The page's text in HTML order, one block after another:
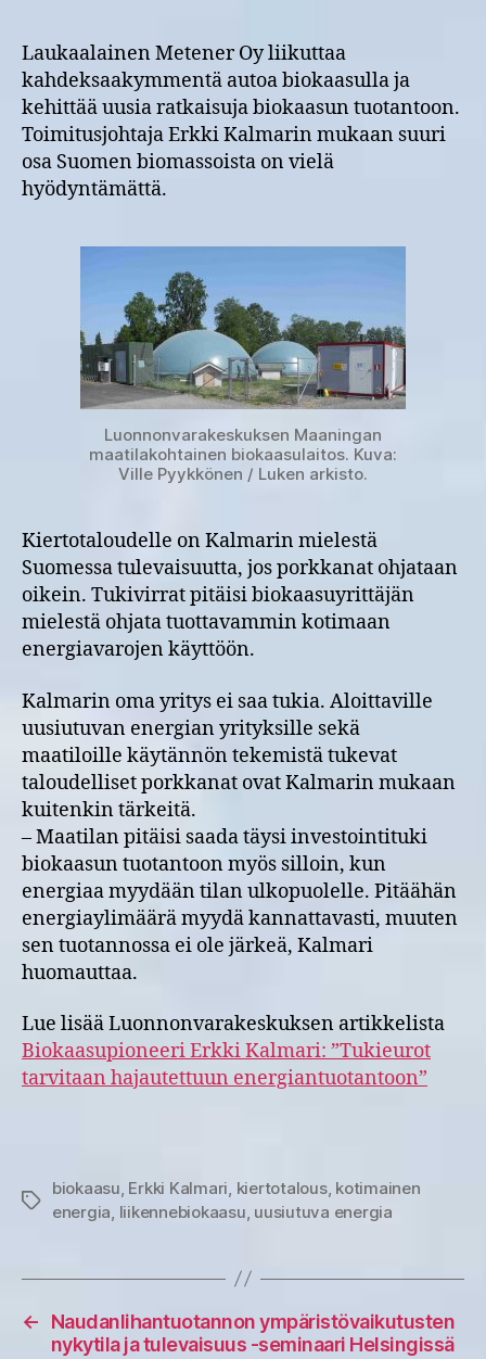
energiantuotantoon”
Laukaalainen Metener Oy liikuttaa
kahdeksaakymmentä autoa biokaasulla ja
kehittää uusia ratkaisuja biokaasun tuotantoon.
Toimitusjohtaja Erkki Kalmarin mukaan suuri
osa Suomen biomassoista on vielä
hyödyntämättä.
Luonnonvarakeskuksen Maaningan
maatilakohtainen biokaasulaitos. Kuva:
Ville Pyykkönen / Luken arkisto.
Kiertotaloudelle on Kalmarin mielestä
Suomessa tulevaisuutta, jos porkkanat ohjataan
oikein. Tukivirrat pitäisi biokaasuyrittäjän
mielestä ohjata tuottavammin kotimaan
energiavarojen käyttöön.
Kalmarin oma yritys ei saa tukia. Aloittaville
uusiutuvan energian yrityksille sekä
maatiloille käytännön tekemistä tukevat
taloudelliset porkkanat ovat Kalmarin mukaan
kuitenkin tärkeitä.
– Maatilan pitäisi saada täysi investointituki
biokaasun tuotantoon myös silloin, kun
energiaa myydään tilan ulkopuolelle. Pitäähän
energiaylimäärä myydä kannattavasti, muuten
sen tuotannossa ei ole järkeä, Kalmari
huomauttaa.
Lue lisää Luonnonvarakeskuksen artikkelista
Biokaasupioneeri Erkki Kalmari: ”Tukieurot
tarvitaan hajautettuun energiantuotantoon”
Avainsanat
biokaasu Erkki Kalmari kiertotalous, kotimainen
energia liikennebiokaasu uusiutuva energia
←
Naudanlihantuotannon ympäristövaikutusten
nykytila ja tulevaisuus -seminaari Helsingissä